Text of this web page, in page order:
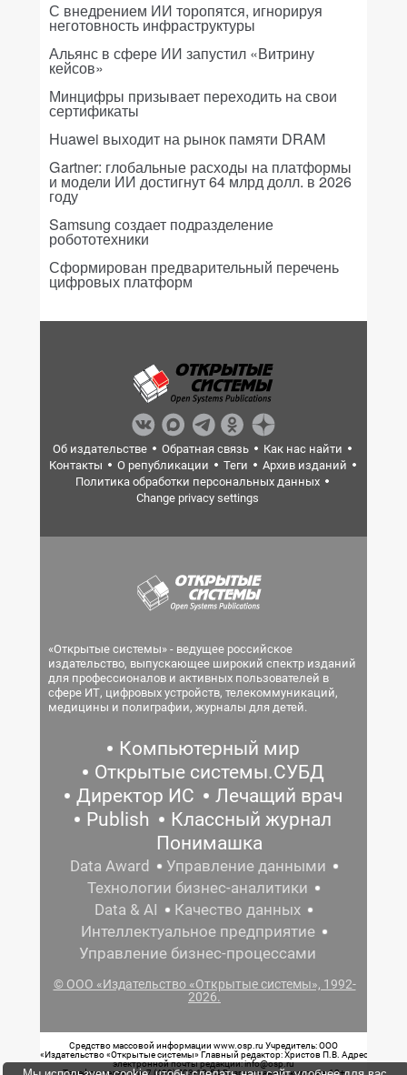
С внедрением ИИ торопятся, игнорируя
неготовность инфраструктуры
Альянс в сфере ИИ запустил «Витрину
кейсов»
Минцифры призывает переходить на свои
сертификаты
Huawei выходит на рынок памяти DRAM
Gartner: глобальные расходы на платформы
и модели ИИ достигнут 64 млрд долл. в 2026
году
Samsung создает подразделение
робототехники
Сформирован предварительный перечень
цифровых платформ
Об издательстве Обратная связь
Как нас найти
Контакты
О републикации Теги
Архив изданий
Политика обработки персональных данных
Change privacy settings
«Открытые системы» - ведущее российское
издательство, выпускающее широкий спектр изданий
для профессионалов и активных пользователей в
сфере ИТ, цифровых устройств, телекоммуникаций,
медицины и полиграфии, журналы для детей.
Компьютерный мир
Открытые системы.СУБД
Директор ИС
Лечащий врач
Publish
Классный журнал
Понимашка
Data Award
Управление данными
Технологии бизнес-аналитики
Data & AI
Качество данных
Интеллектуальное предприятие
Управление бизнес-процессами
© ООО «Издательство «Открытые системы», 1992-
2026.
Средство массовой информации www.osp.ru Учредитель: ООО
«Издательство «Открытые системы» Главный редактор: Христов П.В. Адрес
электронной почты редакции: info@osp.ru
Телефон редакции: 7 (499) 703-18-54 Возрастная маркировка: 12+